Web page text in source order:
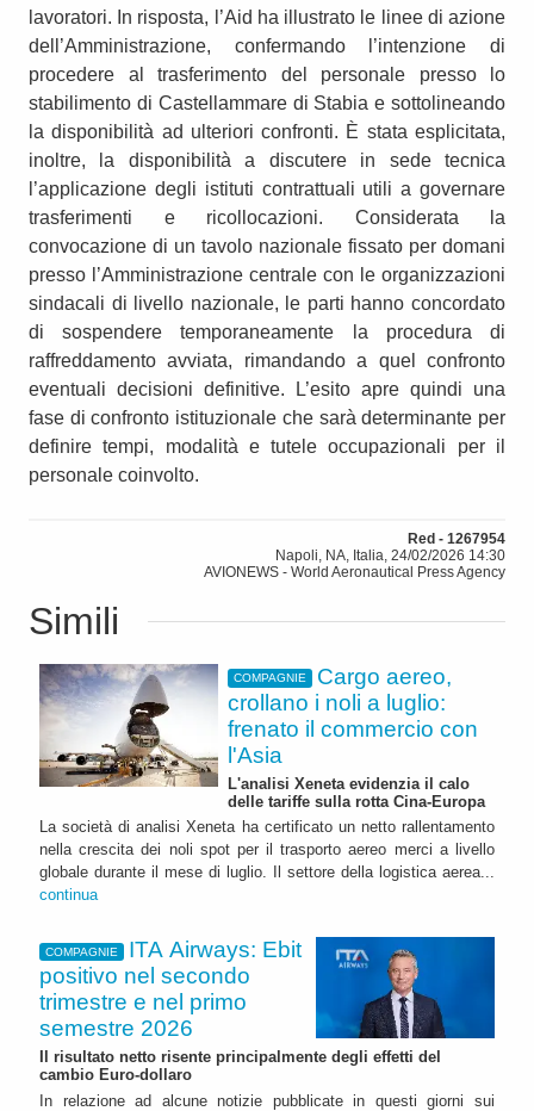
lavoratori. In risposta, l’Aid ha illustrato le linee di azione
dell’Amministrazione, confermando l’intenzione di
procedere al trasferimento del personale presso lo
stabilimento di Castellammare di Stabia e sottolineando
la disponibilità ad ulteriori confronti. È stata esplicitata,
inoltre, la disponibilità a discutere in sede tecnica
l’applicazione degli istituti contrattuali utili a governare
trasferimenti e ricollocazioni. Considerata la
convocazione di un tavolo nazionale fissato per domani
presso l’Amministrazione centrale con le organizzazioni
sindacali di livello nazionale, le parti hanno concordato
di sospendere temporaneamente la procedura di
raffreddamento avviata, rimandando a quel confronto
eventuali decisioni definitive. L’esito apre quindi una
fase di confronto istituzionale che sarà determinante per
definire tempi, modalità e tutele occupazionali per il
personale coinvolto.
Red - 1267954
Napoli, NA, Italia, 24/02/2026 14:30
AVIONEWS - World Aeronautical Press Agency
Simili
COMPAGNIE
Cargo aereo,
crollano i noli a luglio:
frenato il commercio con
l'Asia
L'analisi Xeneta evidenzia il calo
delle tariffe sulla rotta Cina-Europa
La società di analisi Xeneta ha certificato un netto rallentamento
nella crescita dei noli spot per il trasporto aereo merci a livello
globale durante il mese di luglio. Il settore della logistica aerea...
continua
COMPAGNIE
ITA Airways: Ebit
positivo nel secondo
trimestre e nel primo
semestre 2026
Il risultato netto risente principalmente degli effetti del
cambio Euro-dollaro
In relazione ad alcune notizie pubblicate in questi giorni sui